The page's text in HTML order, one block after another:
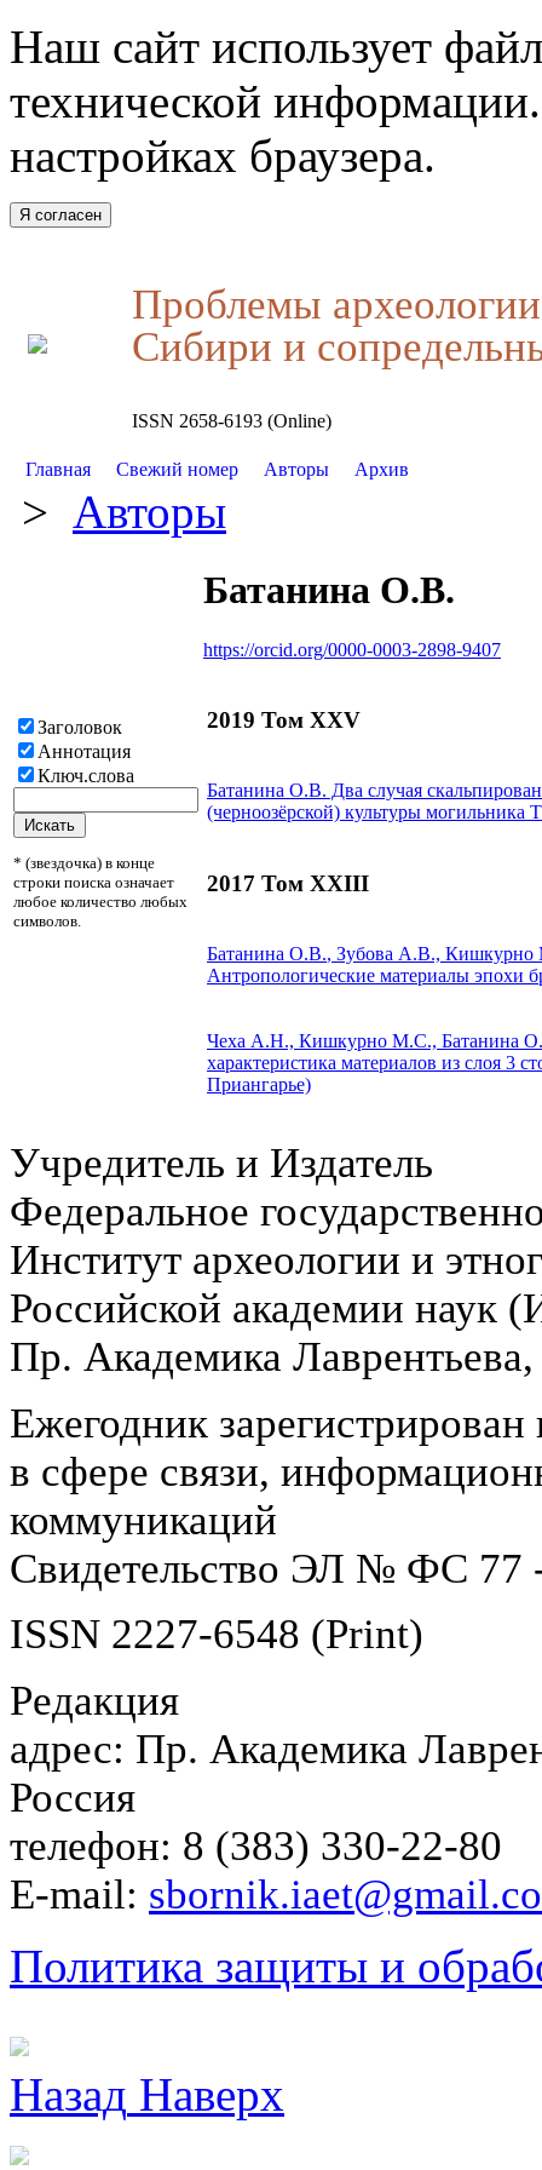
Наш сайт использует
технической
настройках браузера.
Я согласен
Проблемы
Сибири и
ISSN 2658-6193 (Online)
Главная Свежий номер Авторы Архив
> Авторы
Заголовок
Аннотация
Ключ.слова
* (звездочка) в конце
строки поиска означает
любое количество любых
символов.
Батанина О.В.
https://orcid.org/0000-0003-2898-9407
2019 Том XXV
Батанина О.В. Два случая
(черноозёрской) культуры могильника
2017 Том XXIII
Батанина О.В., Зубова А.В.,
Антропологические материалы эпохи
Чеха А.Н., Кишкурно М.С., Батанина
характеристика материалов из слоя 3
Приангарье)
Учредитель и Издатель
Федеральное
Институт археологии и
Российской академии
Пр. Академика
Ежегодник
в сфере связи,
коммуникаций
Свидетельство ЭЛ № ФС 77
ISSN 2227-6548 (Print)
Редакция
адрес: Пр. Академика
Россия
телефон: 8 (383) 330-22-80
E-mail:
Политика защиты и
Назад Наверх